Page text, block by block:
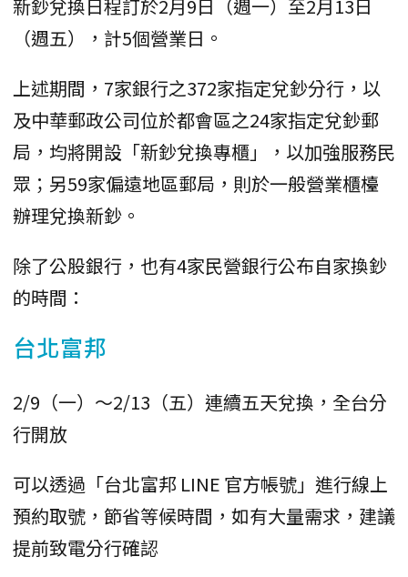
新鈔兌換日程訂於2月9日（週一）至2月13日
（週五），計5個營業日。
上述期間，7家銀行之372家指定兌鈔分行，以
及中華郵政公司位於都會區之24家指定兌鈔郵
局，均將開設「新鈔兌換專櫃」，以加強服務民
眾；另59家偏遠地區郵局，則於一般營業櫃檯
辦理兌換新鈔。
除了公股銀行，也有4家民營銀行公布自家換鈔
的時間：
台北富邦
2/9（一）～2/13（五）連續五天兌換，全台分
行開放
可以透過「台北富邦 LINE 官方帳號」進行線上
預約取號，節省等候時間，如有大量需求，建議
提前致電分行確認